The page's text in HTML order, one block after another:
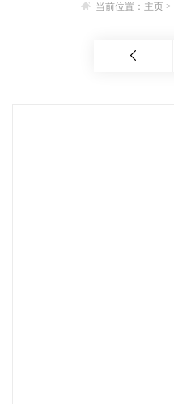
当前位置： 主页 >